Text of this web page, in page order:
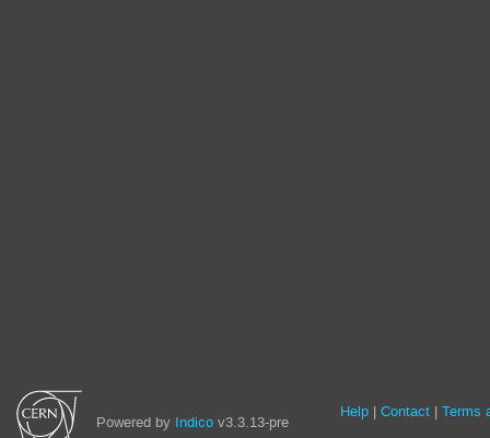
Powered by Indico v3.3.13-pre Site
Help Contact Terms